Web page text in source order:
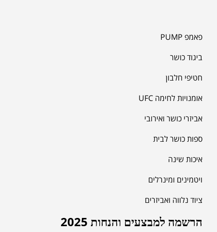
פאמפ PUMP
ביגוד כושר
חטיפי חלבון
אומנויות לחימה UFC
אביזרי כושר ואירובי
ספות כושר לבית
איכות שינה
ויטמינים ומינרלים
ציוד נלווה ואביזרים
הרשמה למבצעים והנחות 2025